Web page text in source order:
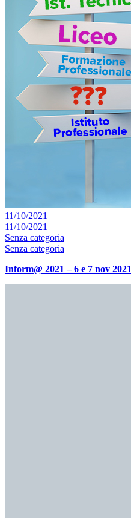
11/10/2021
11/10/2021
Senza categoria
Senza categoria
Inform@ 2021 – 6 e 7 nov 2021